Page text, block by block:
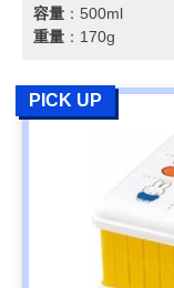
容量 ：500ml
重量 ：170g
PICK UP